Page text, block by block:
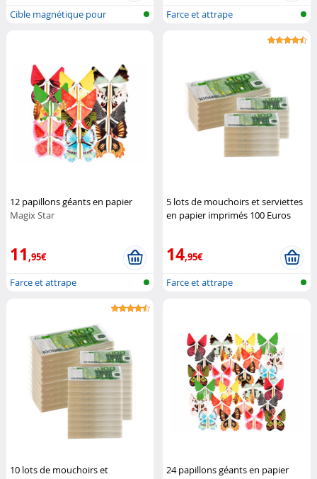
Cible magnétique pour
Farce et attrape
12 papillons géants en papier
Magix Star
11,95€
Farce et attrape
5 lots de mouchoirs et serviettes
en papier imprimés 100 Euros
14,95€
Farce et attrape
10 lots de mouchoirs et
24 papillons géants en papier